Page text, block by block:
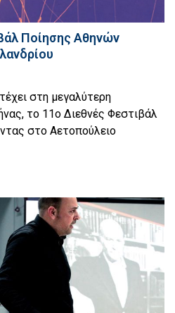
Ποίησης Αθηνών
στη μεγαλύτερη
το 11ο Διεθνές Φεστιβάλ
στο Αετοπούλειο